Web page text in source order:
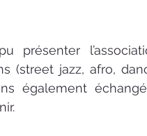
présenter
(street jazz, afro,
également